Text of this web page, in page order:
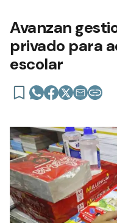
Avanzan
privado para
escolar